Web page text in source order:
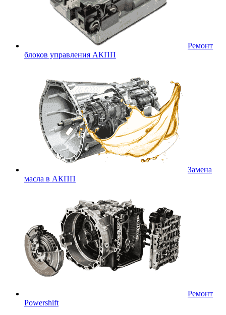
Ремонт
блоков управления АКПП
Замена
масла в АКПП
Ремонт
Powershift